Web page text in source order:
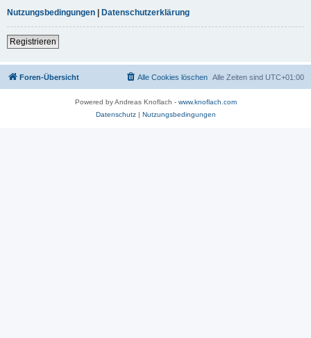
Nutzungsbedingungen | Datenschutzerklärung
Registrieren
Foren-Übersicht Alle Zeiten sind UTC+01:00
Alle Cookies löschen
Powered by Andreas Knoflach - www.knoflach.com
Datenschutz| Nutzungsbedingungen